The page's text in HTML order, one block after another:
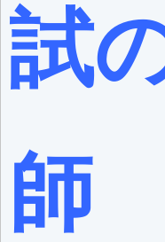
試
師